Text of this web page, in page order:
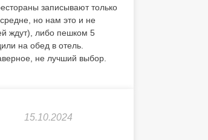
записывают только
но нам это и не
ждут), либо пешком 5
на обед в отель.
не лучший выбор.
15.10.2024